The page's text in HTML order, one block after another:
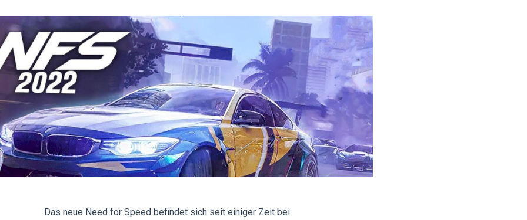
Das neue Need for Speed befindet sich seit einiger Zeit bei